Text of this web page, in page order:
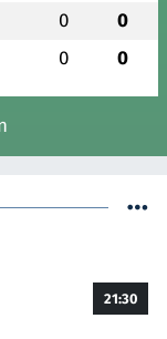
0 0
0 0
21:30